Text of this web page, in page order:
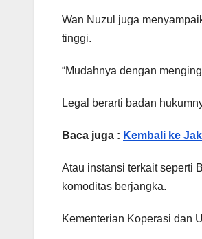
Wan Nuzul juga
tinggi.
“Mudahnya dengan
Legal berarti badan
Baca juga : Kembali ke
Atau instansi terkait seperti
komoditas berjangka.
Kementerian Koperasi dan